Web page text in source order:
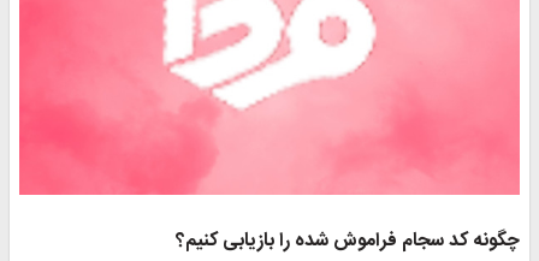
چگونه کد سجام فراموش شده را بازیابی کنیم؟